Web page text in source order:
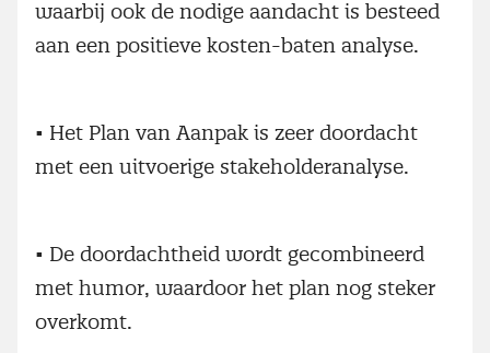
waarbij ook de nodige aandacht is besteed
aan een positieve kosten-baten analyse.
• Het Plan van Aanpak is zeer doordacht
met een uitvoerige stakeholderanalyse.
• De doordachtheid wordt gecombineerd
met humor, waardoor het plan nog steker
overkomt.